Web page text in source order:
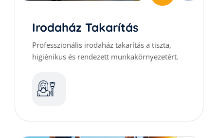
Irodaház Takarítás
Professzionális irodaház takarítás a tiszta,
higiénikus és rendezett munkakörnyezetért.